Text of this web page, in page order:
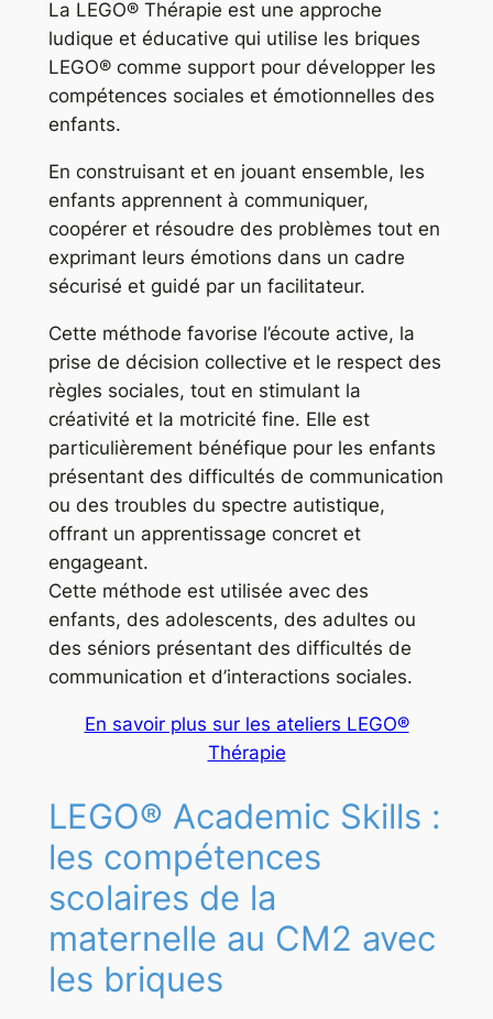
La LEGO® Thérapie est une approche
ludique et éducative qui utilise les briques
LEGO® comme support pour développer les
compétences sociales et émotionnelles des
enfants.
En construisant et en jouant ensemble, les
enfants apprennent à communiquer,
coopérer et résoudre des problèmes tout en
exprimant leurs émotions dans un cadre
sécurisé et guidé par un facilitateur.
Cette méthode favorise l’écoute active, la
prise de décision collective et le respect des
règles sociales, tout en stimulant la
créativité et la motricité fine. Elle est
particulièrement bénéfique pour les enfants
présentant des difficultés de communication
ou des troubles du spectre autistique,
offrant un apprentissage concret et
engageant.
Cette méthode est utilisée avec des
enfants, des adolescents, des adultes ou
des séniors présentant des difficultés de
communication et d’interactions sociales.
En savoir plus sur les ateliers LEGO®
Thérapie
LEGO® Academic Skills :
les compétences
scolaires de la
maternelle au CM2 avec
les briques